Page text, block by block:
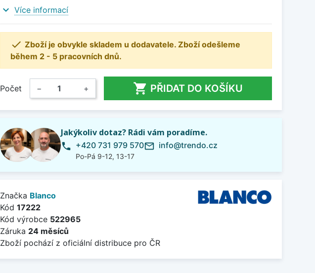
expand_more Více informací
 Zboží je obvykle skladem u dodavatele. Zboží odešleme
během 2 - 5 pracovních dnů.
Počet − +  PŘIDAT DO KOŠÍKU
Jakýkoliv dotaz? Rádi vám poradíme.
phone +420 731 979 570
Po-Pá 9-12, 13-17
mail_outline info@trendo.cz
Značka Blanco
Kód 17222
Kód výrobce 522965
Záruka 24 měsíců
Zboží pochází z oficiální distribuce pro ČR